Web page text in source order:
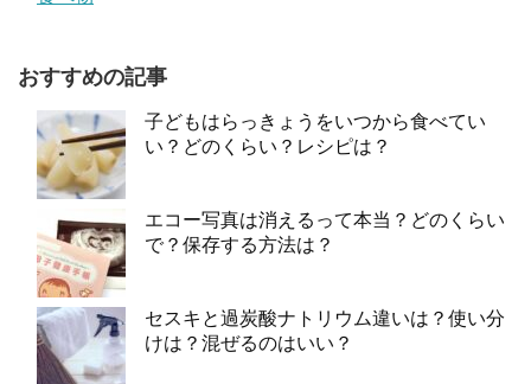
おすすめの記事
子どもはらっきょうをいつから食べてい
い？どのくらい？レシピは？
エコー写真は消えるって本当？どのくらい
で？保存する方法は？
セスキと過炭酸ナトリウム違いは？使い分
けは？混ぜるのはいい？